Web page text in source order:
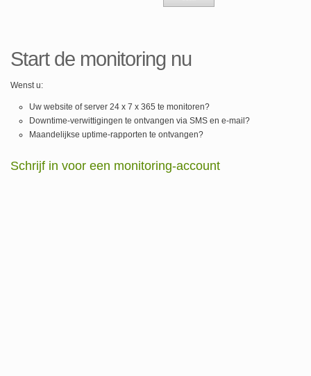
Start de monitoring nu
Wenst u:
Uw website of server 24 x 7 x 365 te monitoren?
Downtime-verwittigingen te ontvangen via SMS en e-mail?
Maandelijkse uptime-rapporten te ontvangen?
Schrijf in voor een monitoring-account